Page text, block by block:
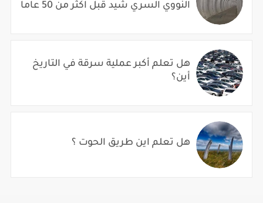
النووي السري شيد قبل اكثر من 50 عاما
هل تعلم أكبر عملية سرقة في التاريخ
أين؟
هل تعلم اين طريق الحوت ؟